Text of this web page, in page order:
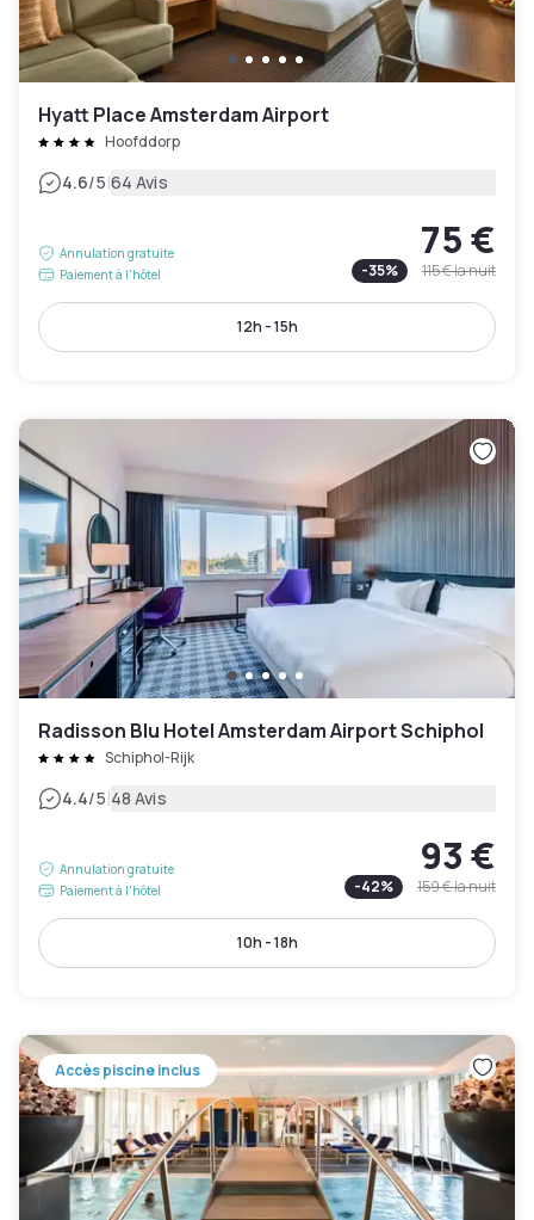
Hyatt Place Amsterdam Airport
Hoofddorp
4.6/5|64 Avis
Annulation gratuite
Paiement à l'hôtel
75 €
-35% 115 €la nuit
12h - 15h
Radisson Blu Hotel Amsterdam Airport Schiphol
Schiphol-Rijk
4.4/5|48 Avis
Annulation gratuite
Paiement à l'hôtel
93 €
-42% 159 €la nuit
10h - 18h
Accès piscine inclus